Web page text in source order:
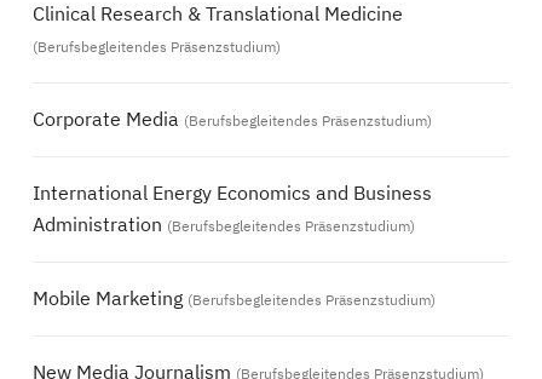
Clinical Research & Translational Medicine
(Berufsbegleitendes Präsenzstudium)
Corporate Media (Berufsbegleitendes Präsenzstudium)
International Energy Economics and Business
Administration (Berufsbegleitendes Präsenzstudium)
Mobile Marketing (Berufsbegleitendes Präsenzstudium)
New Media Journalism (Berufsbegleitendes Präsenzstudium)